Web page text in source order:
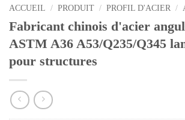
ACCUEIL / PRODUIT / PROFIL D'ACIER /
Fabricant chinois d'acier
ASTM A36 A53/Q235/Q345
pour structures